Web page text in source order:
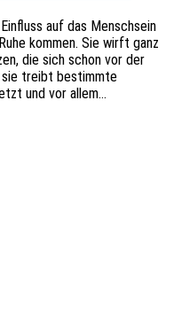
auf das Mensch­sein
kommen. Sie wirft ganz
die sich schon vor der
sie treibt bestimm­te
und vor allem…